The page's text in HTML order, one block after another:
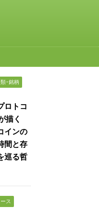
･銘柄
ロトコ
描く
インの
間と存
巡る哲
ス